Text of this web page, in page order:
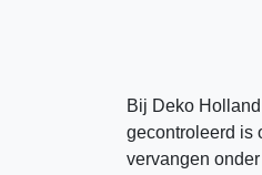
Bij Deko
gecontroleerd is
vervangen